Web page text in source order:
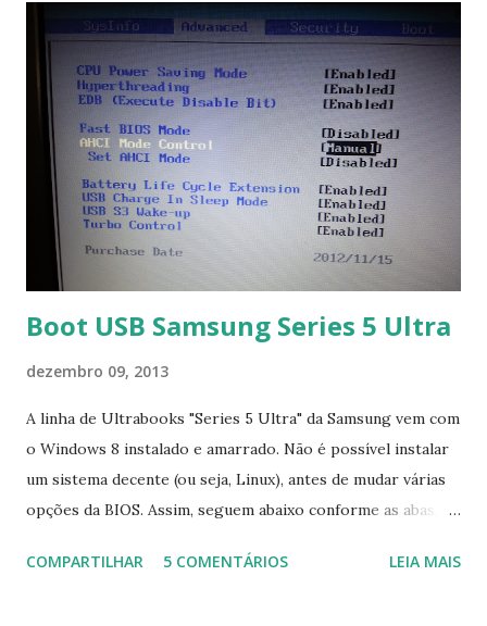
Boot USB Samsung Series 5 Ultra
dezembro 09, 2013
A linha de Ultrabooks "Series 5 Ultra" da Samsung vem com
o Windows 8 instalado e amarrado. Não é possível instalar
um sistema decente (ou seja, Linux), antes de mudar várias
opções da BIOS. Assim, seguem abaixo conforme as abas, a
Na inicialização aperte F2 para acessar a BIOS e então faça
COMPARTILHAR 5 COMENTÁRIOS LEIA MAIS